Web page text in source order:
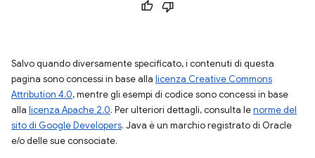
Salvo quando diversamente specificato, i contenuti di questa
pagina sono concessi in base alla licenza Creative Commons
Attribution 4.0, mentre gli esempi di codice sono concessi in base
alla licenza Apache 2.0. Per ulteriori dettagli, consulta lenorme del
sito di Google Developers. Java è un marchio registrato di Oracle
e/o delle sue consociate.